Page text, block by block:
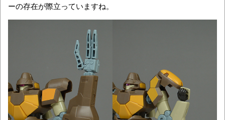
ーの存在が際立っていますね。